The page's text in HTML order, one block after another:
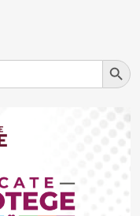
Search